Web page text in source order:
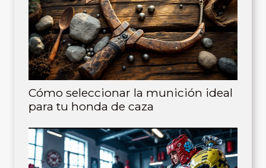
Cómo seleccionar la munición ideal
para tu honda de caza